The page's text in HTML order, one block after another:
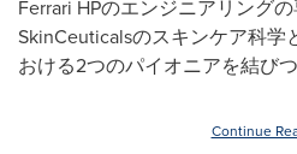
Ferrari HPのエンジニアリングの
SkinCeuticalsのスキンケア科学
おける2つのパイオニアを結びつ
Continue